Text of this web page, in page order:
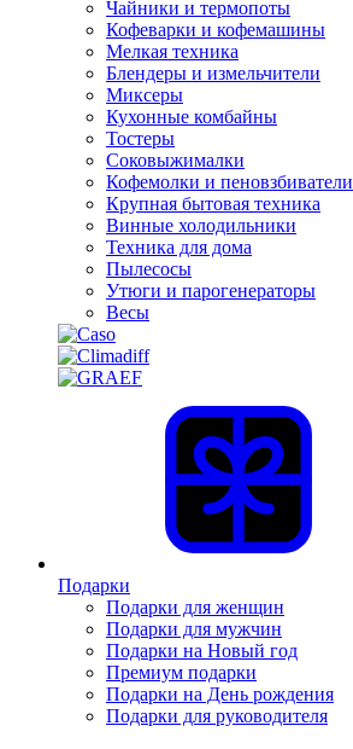
Чайники и термопоты
Кофеварки и кофемашины
Мелкая техника
Блендеры и измельчители
Миксеры
Кухонные комбайны
Тостеры
Соковыжималки
Кофемолки и пеновзбиватели
Крупная бытовая техника
Винные холодильники
Техника для дома
Пылесосы
Утюги и парогенераторы
Весы
Подарки
Подарки для женщин
Подарки для мужчин
Подарки на Новый год
Премиум подарки
Подарки на День рождения
Подарки для руководителя